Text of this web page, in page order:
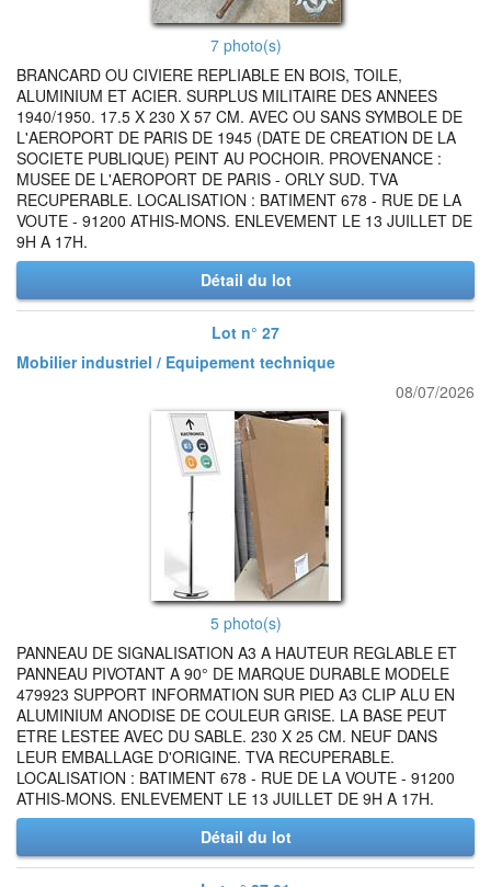
7 photo(s)
BRANCARD OU CIVIERE REPLIABLE EN BOIS, TOILE,
ALUMINIUM ET ACIER. SURPLUS MILITAIRE DES ANNEES
1940/1950. 17.5 X 230 X 57 CM. AVEC OU SANS SYMBOLE DE
L'AEROPORT DE PARIS DE 1945 (DATE DE CREATION DE LA
SOCIETE PUBLIQUE) PEINT AU POCHOIR. PROVENANCE :
MUSEE DE L'AEROPORT DE PARIS - ORLY SUD. TVA
RECUPERABLE. LOCALISATION : BATIMENT 678 - RUE DE LA
VOUTE - 91200 ATHIS-MONS. ENLEVEMENT LE 13 JUILLET DE
9H A 17H.
Détail du lot
Lot n° 27
Mobilier industriel / Equipement technique
08/07/2026
5 photo(s)
PANNEAU DE SIGNALISATION A3 A HAUTEUR REGLABLE ET
PANNEAU PIVOTANT A 90° DE MARQUE DURABLE MODELE
479923 SUPPORT INFORMATION SUR PIED A3 CLIP ALU EN
ALUMINIUM ANODISE DE COULEUR GRISE. LA BASE PEUT
ETRE LESTEE AVEC DU SABLE. 230 X 25 CM. NEUF DANS
LEUR EMBALLAGE D'ORIGINE. TVA RECUPERABLE.
LOCALISATION : BATIMENT 678 - RUE DE LA VOUTE - 91200
ATHIS-MONS. ENLEVEMENT LE 13 JUILLET DE 9H A 17H.
Détail du lot